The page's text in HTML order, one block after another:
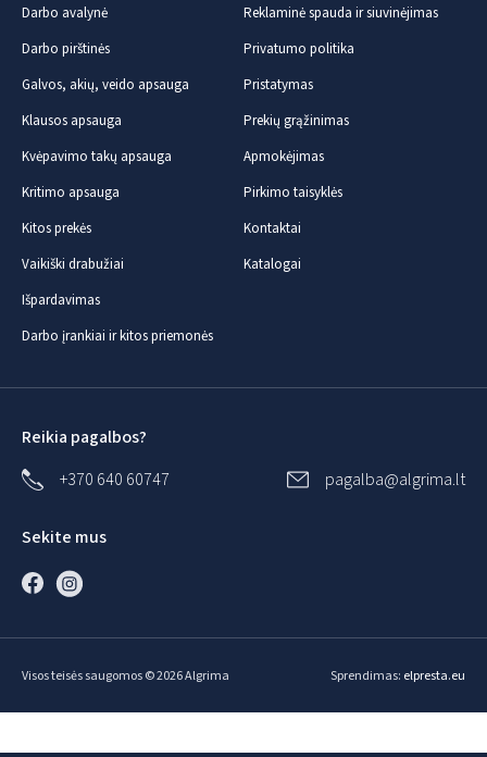
Darbo avalynė
Darbo pirštinės
Galvos, akių, veido apsauga
Klausos apsauga
Kvėpavimo takų apsauga
Kritimo apsauga
Kitos prekės
Vaikiški drabužiai
Išpardavimas
Darbo įrankiai ir kitos priemonės
Reklaminė spauda ir siuvinėjimas
Privatumo politika
Pristatymas
Prekių grąžinimas
Apmokėjimas
Pirkimo taisyklės
Kontaktai
Katalogai
Reikia pagalbos?
+370 640 60747
pagalba@algrima.lt
Sekite mus
Visos teisės saugomos © 2026 Algrima Sprendimas: elpresta.eu